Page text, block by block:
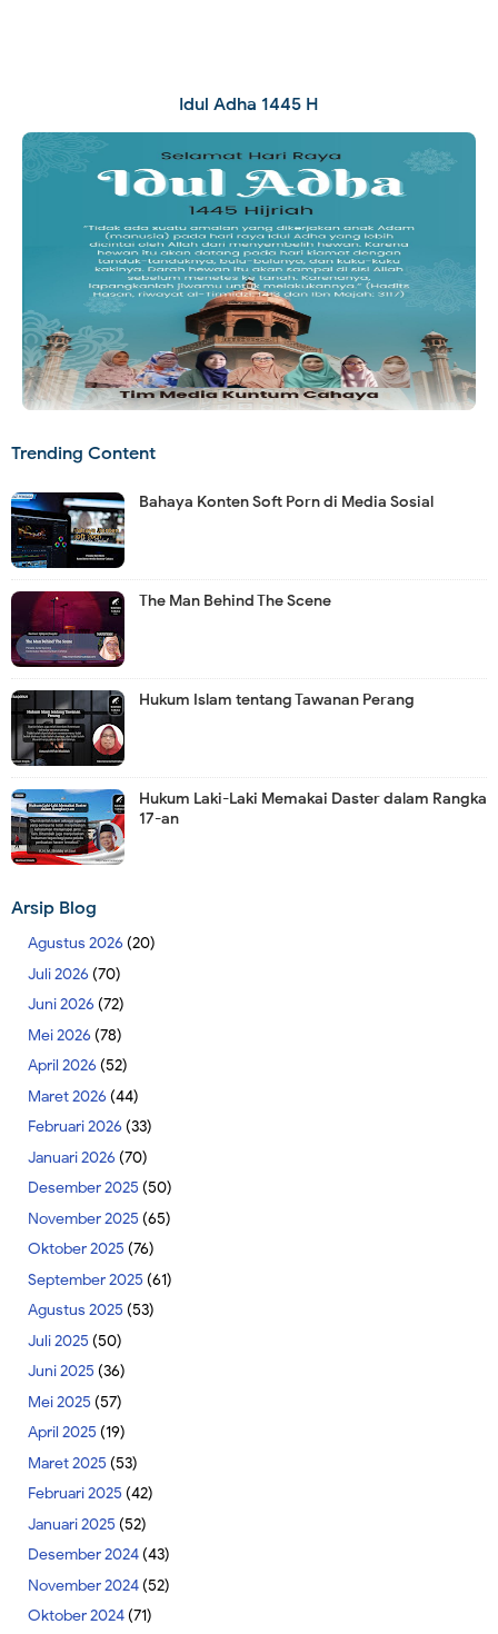
Idul Adha 1445 H
Trending Content
Bahaya Konten Soft Porn di Media Sosial
The Man Behind The Scene
Hukum Islam tentang Tawanan Perang
Hukum Laki-Laki Memakai Daster dalam Rangka
17-an
Arsip Blog
Agustus 2026 (20)
Juli 2026 (70)
Juni 2026 (72)
Mei 2026 (78)
April 2026 (52)
Maret 2026 (44)
Februari 2026 (33)
Januari 2026 (70)
Desember 2025 (50)
November 2025 (65)
Oktober 2025 (76)
September 2025 (61)
Agustus 2025 (53)
Juli 2025 (50)
Juni 2025 (36)
Mei 2025 (57)
April 2025 (19)
Maret 2025 (53)
Februari 2025 (42)
Januari 2025 (52)
Desember 2024(43)
November 2024(52)
Oktober 2024(71)